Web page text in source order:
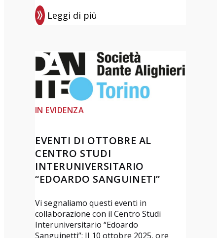
D
e
e
r
z
e
d
i
Leggi di più
:
D
0
2
6
r
t
i
IN EVIDENZA
EVENTI DI OTTOBRE AL
CENTRO STUDI
INTERUNIVERSITARIO
“EDOARDO SANGUINETI”
Vi segnaliamo questi eventi in
collaborazione con il Centro Studi
Interuniversitario “Edoardo
Sanguinetti”: Il 10 ottobre 2025, ore